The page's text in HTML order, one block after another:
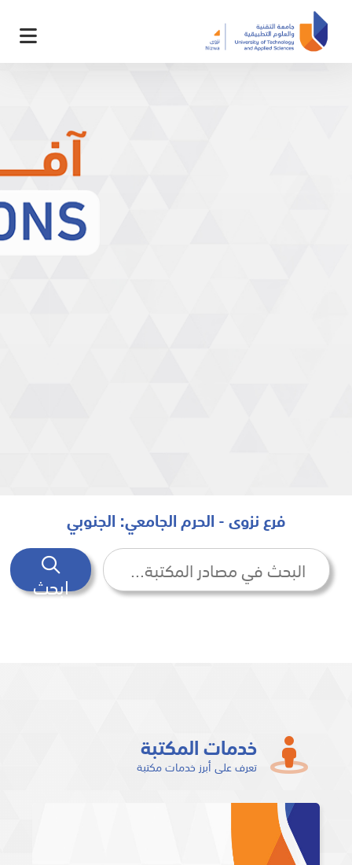
فرع نزوى - الحرم الجامعي: الجنوبي
ابحث
خدمات المكتبة
تعرف على أبرز خدمات مكتبة